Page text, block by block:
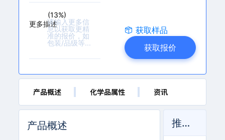
b
a
l
c
m
(13%)
更多描述
获取样品
获取报价
产品概述 化学品属性 资讯
产品概述 推荐产品